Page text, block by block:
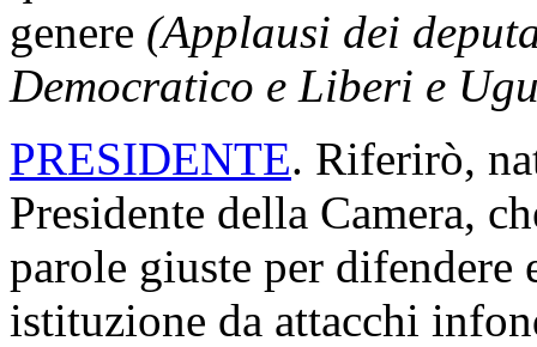
genere (Applausi dei
Democratico e Liberi e
PRESIDENTE. Riferirò,
Presidente della Camera,
parole giuste per difendere
istituzione da attacchi